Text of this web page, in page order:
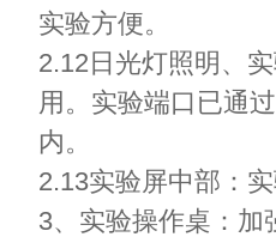
实验方便。
2.12日光灯照明、
用。实验端口已通
内。
2.13实验屏中部：
3、实验操作桌：加